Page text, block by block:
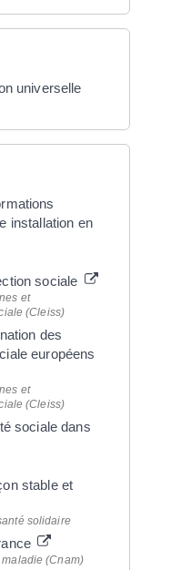
universelle
installation en
sociale
et
(Cleiss)
des
européens
et
(Cleiss)
sociale dans
stable et
solidaire
(Cnam)